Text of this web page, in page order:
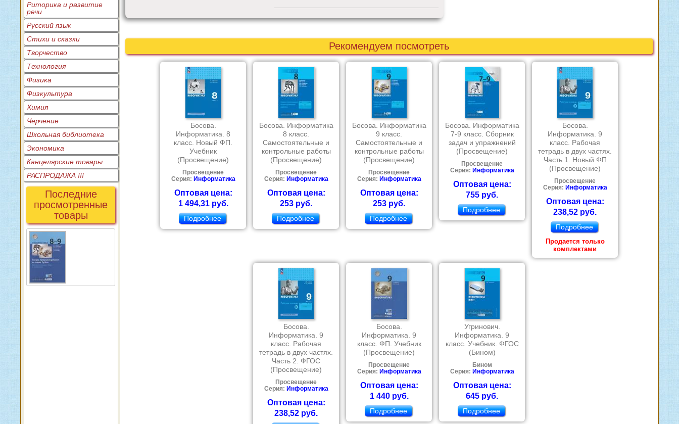
Риторика и развитие
речи
Русский язык
Стихи и сказки
Творчество
Технология
Физика
Физкультура
Химия
Черчение
Школьная библиотека
Экономика
Канцелярские товары
РАСПРОДАЖА !!!
Последние
просмотренные
товары
Рекомендуем посмотреть
Босова.
Информатика. 8
класс. Новый ФП.
Учебник
(Просвещение)
Просвещение
Серия: Информатика
Оптовая цена:
1 494,31 руб.
Подробнее
Босова. Информатика
8 класс.
Самостоятельные и
контрольные работы
(Просвещение)
Просвещение
Серия: Информатика
Оптовая цена:
253 руб.
Подробнее
Босова. Информатика
9 класс.
Самостоятельные и
контрольные работы
(Просвещение)
Просвещение
Серия: Информатика
Оптовая цена:
253 руб.
Подробнее
Босова. Информатика
7-9 класс. Сборник
задач и упражнений
(Просвещение)
Просвещение
Серия: Информатика
Оптовая цена:
755 руб.
Подробнее
Босова.
Информатика. 9
класс. Рабочая
тетрадь в двух частях.
Часть 1. Новый ФП
(Просвещение)
Просвещение
Серия: Информатика
Оптовая цена:
238,52 руб.
Подробнее
Продается только
комплектами
Босова.
Информатика. 9
класс. Рабочая
тетрадь в двух частях.
Часть 2. ФГОС
(Просвещение)
Просвещение
Серия: Информатика
Оптовая цена:
238,52 руб.
Босова.
Информатика. 9
класс. ФП. Учебник
(Просвещение)
Просвещение
Серия: Информатика
Оптовая цена:
1 440 руб.
Подробнее
Угринович.
Информатика. 9
класс. Учебник. ФГОС
(Бином)
Бином
Серия: Информатика
Оптовая цена:
645 руб.
Подробнее